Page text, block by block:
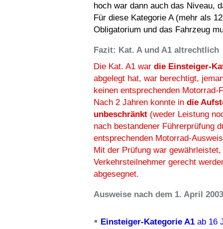
hoch war dann auch das Niveau,
Für diese Kategorie A (mehr als
Obligatorium und das Fahrzeug
Fazit: Kat. A und A1 altrechtlich
Die Kat. A1 war die Einsteiger-
abgelegt hat, war berechtigt,
keinen entsprechenden Motorrad-
Nach 2 Jahren konnte in die
unbeschränkt (weder Leistung
nach bestandener Führerprüfung
entsprechenden Motorrad-
Mit der Prüfung war
Verkehrsteilnehmer gerecht
abgesegnet.
Ausweise nach dem 1. April 2003
Einsteiger-Kategorie A1 ab 16